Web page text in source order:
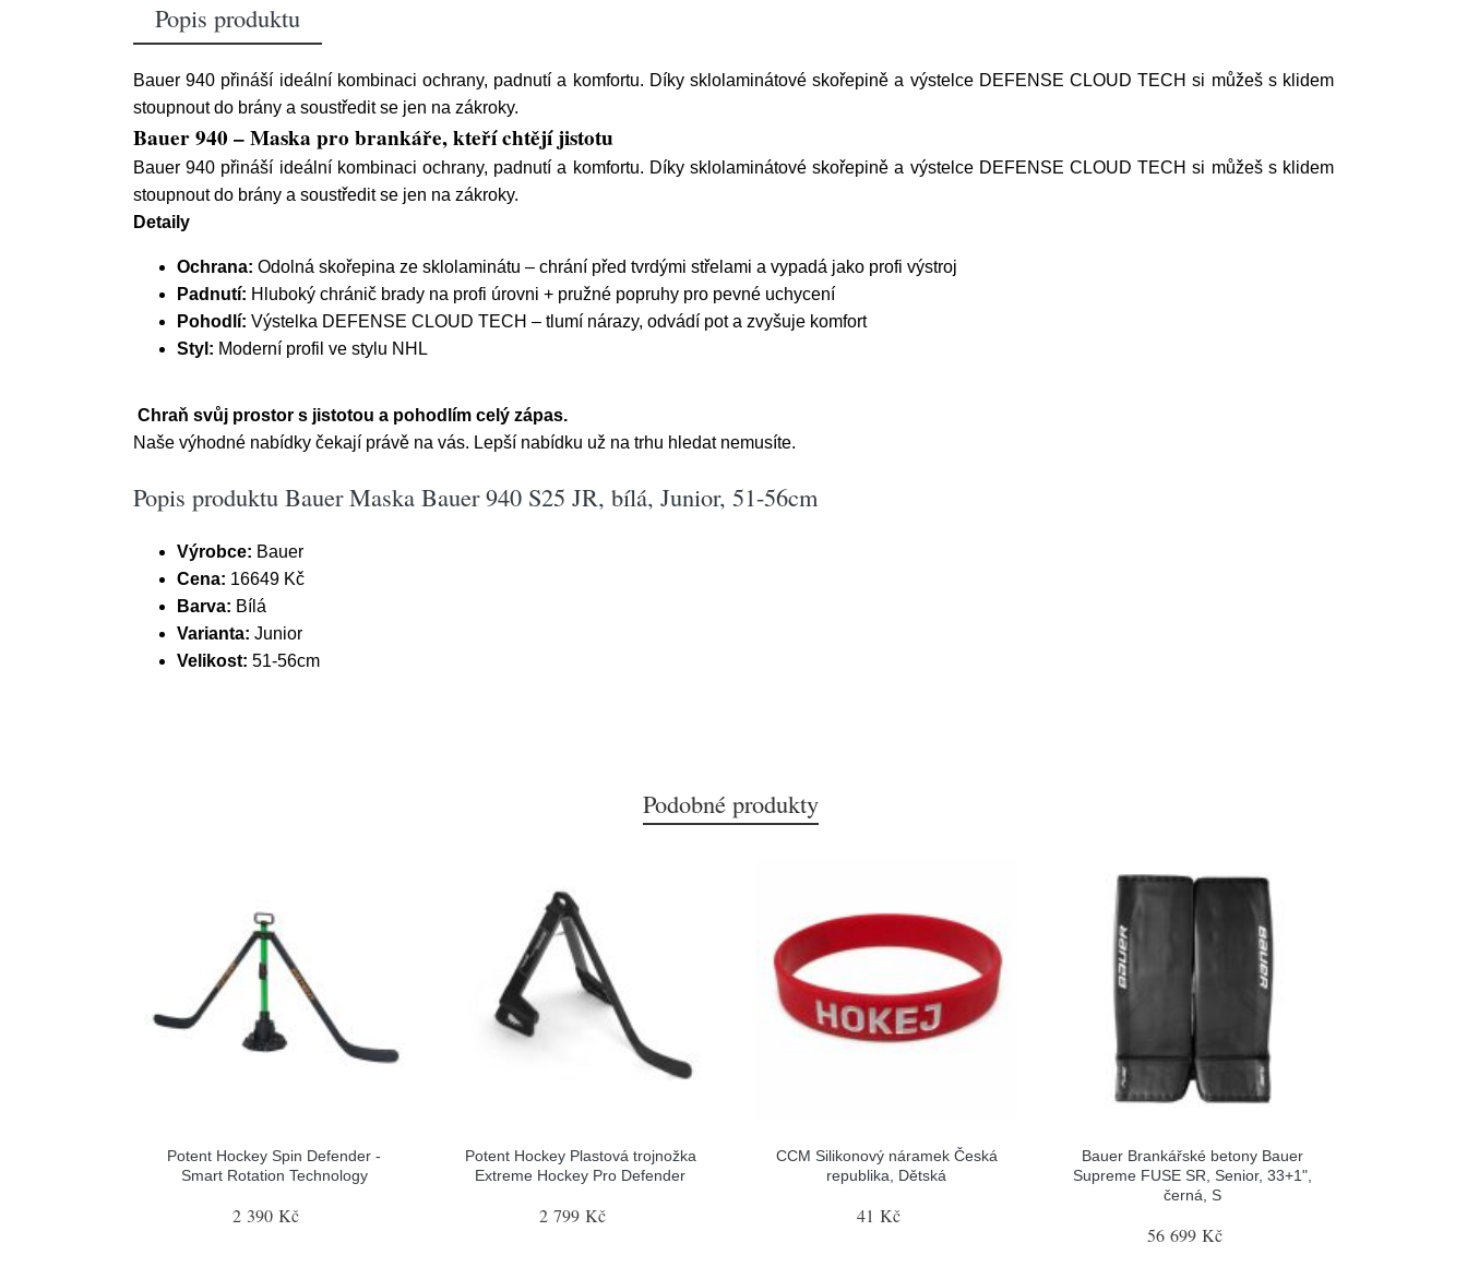
Popis produktu
Bauer 940 přináší ideální kombinaci ochrany, padnutí a komfortu. Díky sklolaminátové skořepině a výstelce DEFENSE CLOUD TECH si můžeš s klidem
stoupnout do brány a soustředit se jen na zákroky.
Bauer 940 – Maska pro brankáře, kteří chtějí jistotu
Bauer 940 přináší ideální kombinaci ochrany, padnutí a komfortu. Díky sklolaminátové skořepině a výstelce DEFENSE CLOUD TECH si můžeš s klidem
stoupnout do brány a soustředit se jen na zákroky.
Detaily
Ochrana: Odolná skořepina ze sklolaminátu – chrání před tvrdými střelami a vypadá jako profi výstroj
Padnutí: Hluboký chránič brady na profi úrovni + pružné popruhy pro pevné uchycení
Pohodlí: Výstelka DEFENSE CLOUD TECH – tlumí nárazy, odvádí pot a zvyšuje komfort
Styl: Moderní profil ve stylu NHL
Chraň svůj prostor s jistotou a pohodlím celý zápas.
Naše výhodné nabídky čekají právě na vás. Lepší nabídku už na trhu hledat nemusíte.
Popis produktu Bauer Maska Bauer 940 S25 JR, bílá, Junior, 51-56cm
Výrobce: Bauer
Cena: 16649 Kč
Barva: Bílá
Varianta: Junior
Velikost: 51-56cm
Podobné produkty
Potent Hockey Spin Defender -
Smart Rotation Technology
2 390 Kč
Potent Hockey Plastová trojnožka
Extreme Hockey Pro Defender
2 799 Kč
CCM Silikonový náramek Česká
republika, Dětská
41 Kč
Bauer Brankářské betony Bauer
Supreme FUSE SR, Senior, 33+1",
černá, S
56 699 Kč